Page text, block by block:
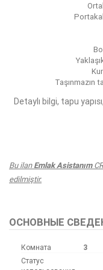
Taşınmazın
Detaylı bilgi, tapu
Bu ilanEmlak Asistanım
edilmiştir.
ОСНОВНЫЕ
Комната 3
Статус